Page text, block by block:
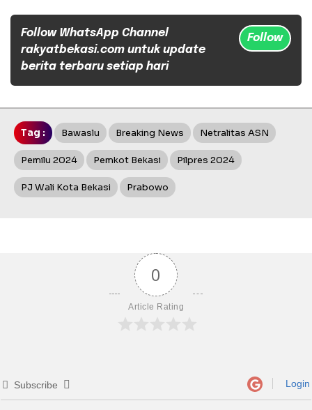
Follow WhatsApp Channel
rakyatbekasi.com untuk update
berita terbaru setiap hari
Follow
Tag : Bawaslu Breaking News Netralitas ASN
Pemilu 2024 Pemkot Bekasi Pilpres 2024
PJ Wali Kota Bekasi Prabowo
0
Article Rating
Subscribe Login